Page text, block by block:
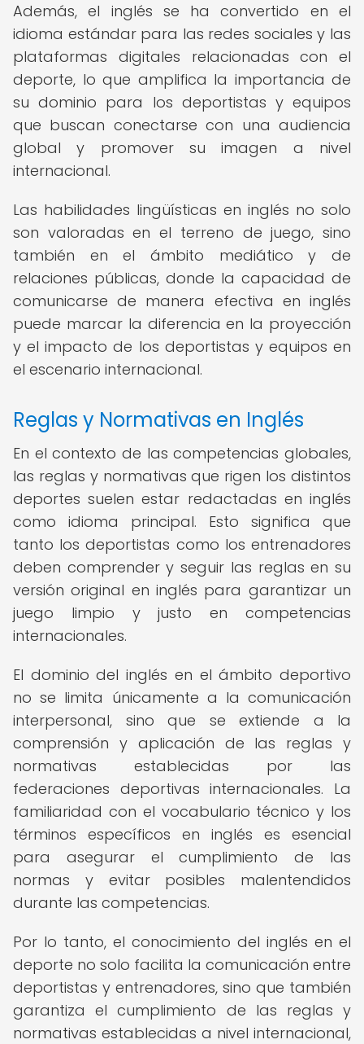
Además, el inglés se ha convertido en el
idioma estándar para las redes sociales y las
plataformas digitales relacionadas con el
deporte, lo que amplifica la importancia de
su dominio para los deportistas y equipos
que buscan conectarse con una audiencia
global y promover su imagen a nivel
internacional.
Las habilidades lingüísticas en inglés no solo
son valoradas en el terreno de juego, sino
también en el ámbito mediático y de
relaciones públicas, donde la capacidad de
comunicarse de manera efectiva en inglés
puede marcar la diferencia en la proyección
y el impacto de los deportistas y equipos en
el escenario internacional.
Reglas y Normativas en Inglés
En el contexto de las competencias globales,
las reglas y normativas que rigen los distintos
deportes suelen estar redactadas en inglés
como idioma principal. Esto significa que
tanto los deportistas como los entrenadores
deben comprender y seguir las reglas en su
versión original en inglés para garantizar un
juego limpio y justo en competencias
internacionales.
El dominio del inglés en el ámbito deportivo
no se limita únicamente a la comunicación
interpersonal, sino que se extiende a la
comprensión y aplicación de las reglas y
normativas establecidas por las
federaciones deportivas internacionales. La
familiaridad con el vocabulario técnico y los
términos específicos en inglés es esencial
para asegurar el cumplimiento de las
normas y evitar posibles malentendidos
durante las competencias.
Por lo tanto, el conocimiento del inglés en el
deporte no solo facilita la comunicación entre
deportistas y entrenadores, sino que también
garantiza el cumplimiento de las reglas y
normativas establecidas a nivel internacional,